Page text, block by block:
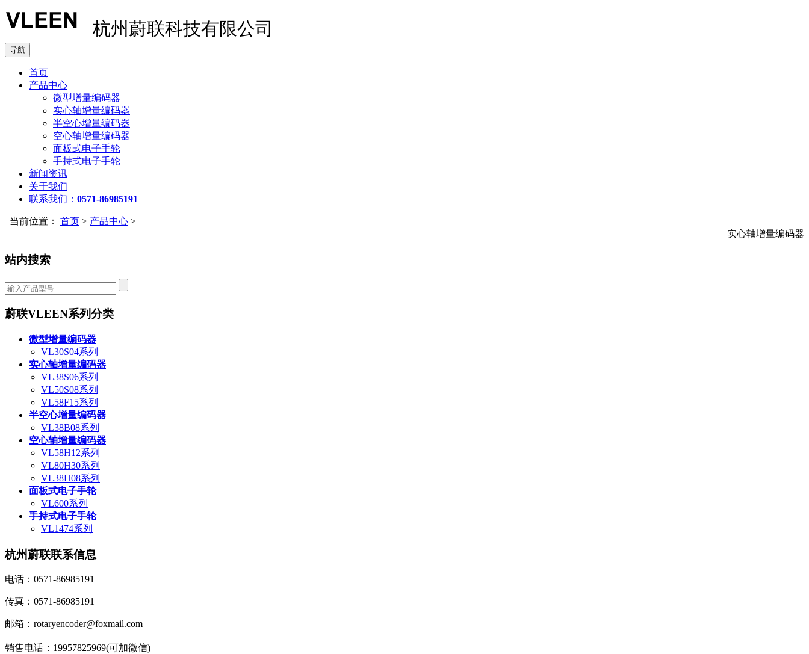
杭州蔚联科技有限公司
导航
首页
产品中心
微型增量编码器
实心轴增量编码器
半空心增量编码器
空心轴增量编码器
面板式电子手轮
手持式电子手轮
新闻资讯
关于我们
联系我们： 0571-86985191
当前位置： 首页 > 产品中心 >
实心轴增量编码器
站内搜索
蔚联VLEEN系列分类
微型增量编码器
VL30S04系列
实心轴增量编码器
VL38S06系列
VL50S08系列
VL58F15系列
半空心增量编码器
VL38B08系列
空心轴增量编码器
VL58H12系列
VL80H30系列
VL38H08系列
面板式电子手轮
VL600系列
手持式电子手轮
VL1474系列
杭州蔚联联系信息
电话：0571-86985191
传真：0571-86985191
邮箱：rotaryencoder@foxmail.com
销售电话：19957825969(可加微信)